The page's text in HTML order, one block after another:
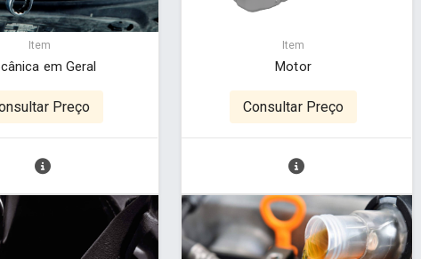
Item
em Geral
Preço
Item
Motor
Consultar Preço